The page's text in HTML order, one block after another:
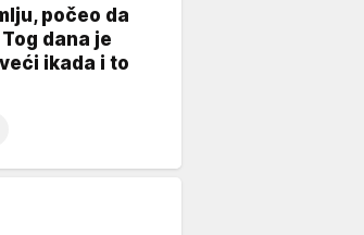
počeo da
dana je
ikada i to